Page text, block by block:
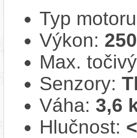
Typ
Výkon:
Max.
Senzory:
Váha: 3,6
Hlučnost: